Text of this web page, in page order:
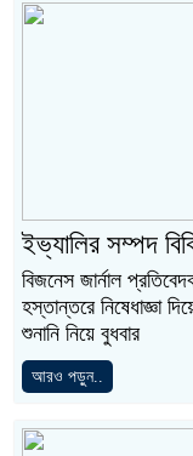
ইভ্যালির সম্পদ
বিজনেস জার্নাল
হস্তান্তরে নিষেধাজ্ঞা
শুনানি নিয়ে বুধবার
আরও পড়ুন..